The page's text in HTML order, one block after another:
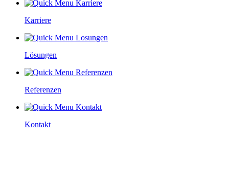
Karriere
Lösungen
Referenzen
Kontakt